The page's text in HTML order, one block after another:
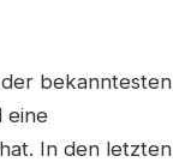
bekanntesten
eine
In den letzten